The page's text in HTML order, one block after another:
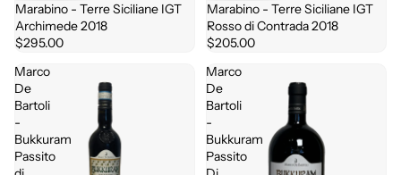
Marabino - Terre Siciliane IGT
Archimede 2018
$295.00
Marabino - Terre Siciliane IGT
Rosso di Contrada 2018
$205.00
Marco
De
Bartoli
-
Bukkuram
Passito
Marco
De
Bartoli
-
Bukkuram
Passito